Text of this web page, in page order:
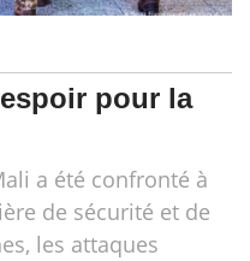
pour la
a été confronté à
de sécurité et de
les attaques